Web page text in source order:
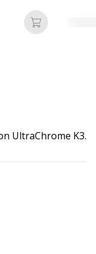
Ajouter au
UltraChrome K3.